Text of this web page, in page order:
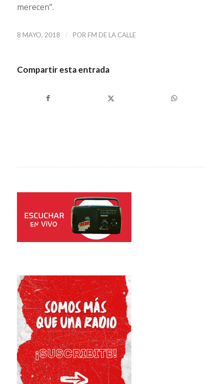
merecen”.
8 MAYO, 2018 / POR FM DE LA CALLE
Compartir esta entrada